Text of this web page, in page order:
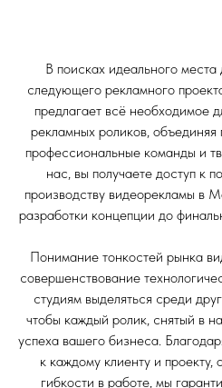
В поисках идеального
следующего рекламного
предлагает всё необходимое
рекламных роликов,
профессиональные команды и
нас, вы получаете доступ к
производству видеорекламы в
разработки концепции до
Понимание тонкостей рынка
совершенствование
студиям выделяться среди
чтобы каждый ролик, снятый в
успеха вашего бизнеса.
к каждому клиенту и
гибкости в работе, мы